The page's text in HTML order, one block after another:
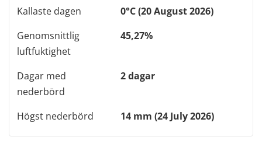
Kallaste dagen
0°C (20 August 2026)
Genomsnittlig
luftfuktighet
45,27%
Dagar med
nederbörd
2 dagar
Högst nederbörd 14 mm (24 July 2026)